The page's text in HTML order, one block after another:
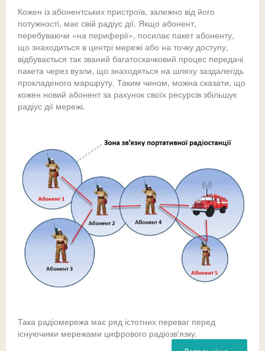
Кожен із абонентських пристроїв, залежно від його
потужності, має свій радіус дії. Якщо абонент,
перебуваючи «на периферії», посилає пакет абоненту,
що знаходиться в центрі мережі або на точку доступу,
відбувається так званий багатоскачковий процес передачі
пакета через вузли, що знаходяться на шляху заздалегідь
прокладеного маршруту. Таким чином, можна сказати, що
кожен новий абонент за рахунок своїх ресурсів збільшує
радіус дії мережі.
Така радіомережа має ряд істотних переваг перед
існуючими мережами цифрового радіозв'язку.